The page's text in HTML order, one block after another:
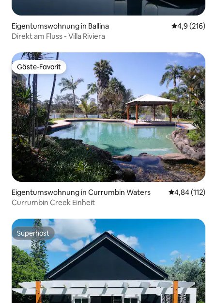
Eigentumswohnung in Ballina
4,9 (216)
Direkt am Fluss - Villa Riviera
Gäste-Favorit
Gäste-Favorit
Eigentumswohnung in Currumbin Waters
4,84 (112)
Currumbin Creek Einheit
Superhost
Superhost